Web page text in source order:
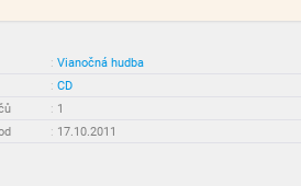
: Vianočná hudba
: CD
: 1
: 17.10.2011